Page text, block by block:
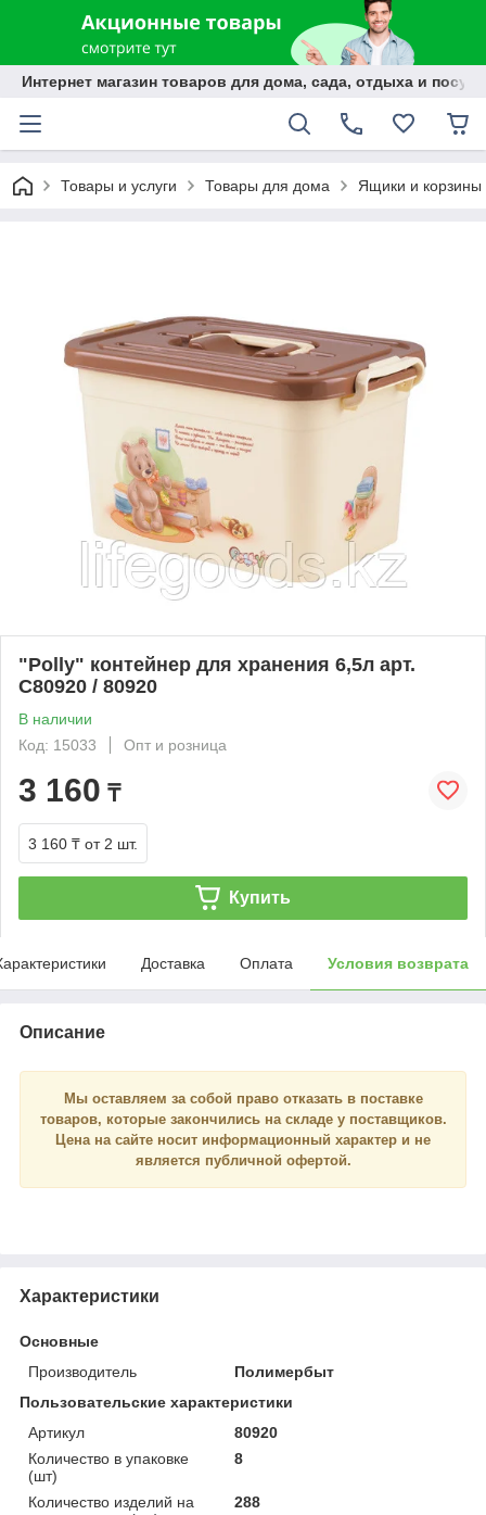
Интернет магазин товаров для дома, сада, отдыха и
Товары и услуги Товары для дома Ящики и корзины
"Polly" контейнер для хранения 6,5л арт.
С80920 / 80920
В наличии
Код: 15033
Опт и розница
3 160 ₸
3 160 ₸ от 2 шт.
Купить
Доставка Оплата Условия возврата
Описание
Мы оставляем за собой право отказать в поставке
товаров, которые закончились на складе у поставщиков.
Цена на сайте носит информационный характер и не
является публичной офертой.
Характеристики
Основные
Производитель
Полимербыт
Пользовательские характеристики
Артикул
80920
Количество в упаковке
(шт)
8
Количество изделий на
288